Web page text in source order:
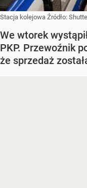
Stacja kolejowa Źródło:
We wtorek
PKP. Przewoźnik
że sprzedaż